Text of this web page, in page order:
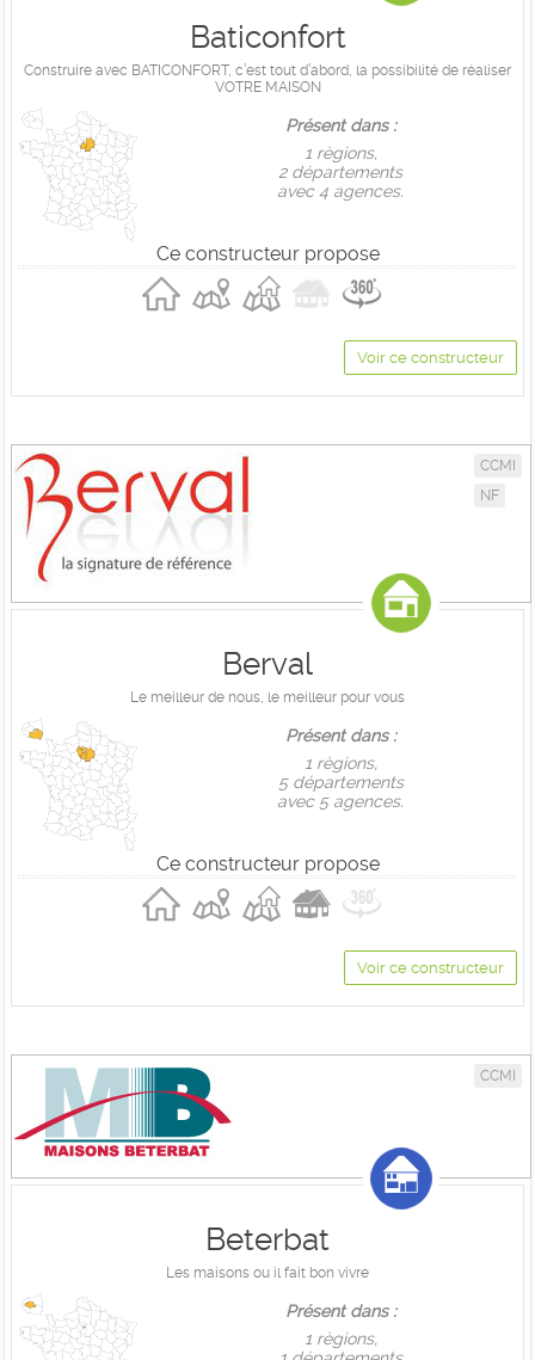
Baticonfort
Construire avec BATICONFORT, c’est tout d’abord, la possibilité de réaliser
VOTRE MAISON
Présent dans :
1 règions,
2 départements
avec 4 agences.
Ce constructeur propose
Voir ce constructeur
CCMI
NF
Berval
Le meilleur de nous, le meilleur pour vous
Présent dans :
1 règions,
5 départements
avec 5 agences.
Ce constructeur propose
Voir ce constructeur
CCMI
Beterbat
Les maisons ou il fait bon vivre
Présent dans :
1 règions,